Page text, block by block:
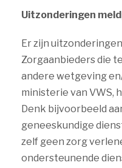
Uitzonderingen
Er zijn
Zorgaanbieders die
andere wetgeving
ministerie van VWS,
Denk bijvoorbeeld
geneeskundige
zelf geen zorg
ondersteunende